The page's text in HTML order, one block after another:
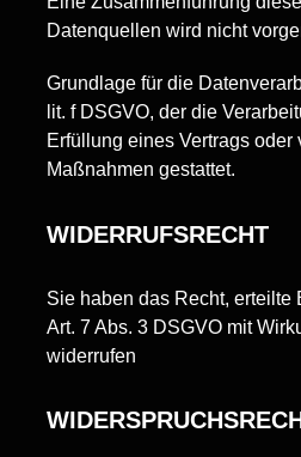
Datenquellen wird nicht
Grundlage für die
lit. f DSGVO, der die
Erfüllung eines Vertrags oder
Maßnahmen gestattet.
WIDERRUFSRECHT
Sie haben das Recht, erteilte
Art. 7 Abs. 3 DSGVO mit
widerrufen